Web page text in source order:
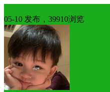
05-10 发布，39910浏览